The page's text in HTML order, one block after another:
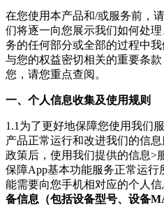
在您使用本产品和/或服务前，
们将逐一向您展示我们如何处
务的任何部分或全部的过程中
与您的权益密切相关的重要条
您，请您重点查阅。
一、个人信息收集及使用规则
1.1为了更好地保障您使用我们
产品正常运行和改进我们的信
政策后，使用我们提供的信息>
保障App基本功能服务正常运行
能需要向您手机相对应的个人
备信息（包括设备型号、设备